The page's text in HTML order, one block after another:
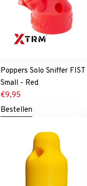
Poppers Solo Sniffer FIST
Small - Red
€9,95
Bestellen